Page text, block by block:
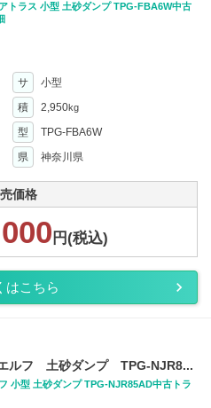
トラス 小型 土砂ダンプ TPG-FBA6W中古
サ
小型
積 2,950kg
型
TPG-FBA6W
県 神奈川県
価格
円(税込)
はこちら
ルフ 土砂ダンプ TPG-NJR8...
小型 土砂ダンプ TPG-NJR85AD中古トラ